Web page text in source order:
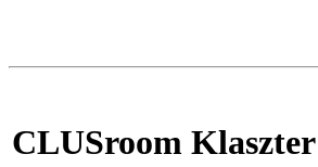
CLUSroom Klaszter